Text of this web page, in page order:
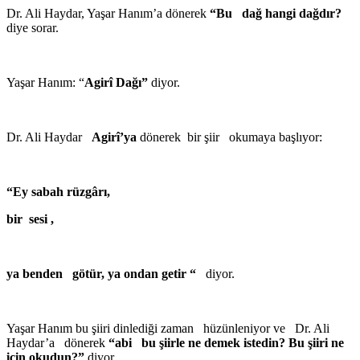
Dr. Ali Haydar, Yaşar Hanım’a dönerek “Bu dağ hangi dağdır?
diye sorar.
Yaşar Hanım: “Agirî Dağı” diyor.
Dr. Ali Haydar Agirî’ya dönerek bir şiir okumaya başlıyor:
“Ey sabah rüzgârı,
bir sesi ,
ya benden götür, ya ondan getir “ diyor.
Yaşar Hanım bu şiiri dinlediği zaman hüzünleniyor ve Dr. Ali
Haydar’a dönerek “abi bu şiirle ne demek istedin? Bu şiiri ne
için okudun?” diyor.